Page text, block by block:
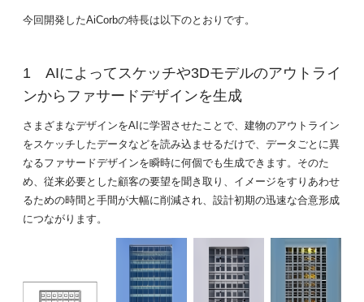
今回開発したAiCorbの特長は以下のとおりです。
AIによってスケッチや3Dモデルのアウトライ
ンからファサードデザインを生成
さまざまなデザインをAIに学習させたことで、建物のアウトライン
をスケッチしたデータなどを読み込ませるだけで、データごとに異
なるファサードデザインを瞬時に何個でも生成できます。そのた
め、従来必要とした顧客の要望を聞き取り、イメージをすりあわせ
るための時間と手間が大幅に削減され、設計初期の迅速な合意形成
につながります。